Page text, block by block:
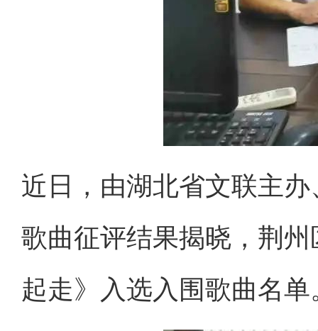
近日，由湖北省文联主
歌曲征评结果揭晓，荆
起走》入选入围歌曲名单